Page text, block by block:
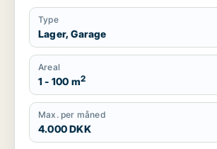
Type
Lager, Garage
Areal
1 - 100 m2
Max. per måned
4.000 DKK